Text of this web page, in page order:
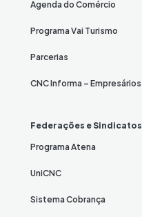
Agenda do Comércio
Programa Vai Turismo
Parcerias
CNC Informa – Empresários
Federações e Sindicatos
Programa Atena
UniCNC
Sistema Cobrança